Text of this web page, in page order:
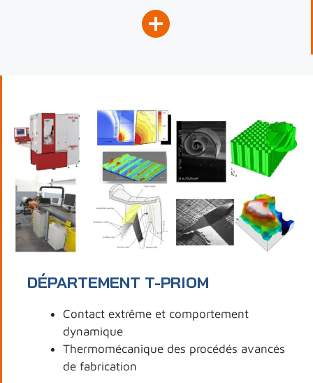
DÉPARTEMENT T-PRIOM
Contact extrême et comportement
dynamique
Thermomécanique des procédés avancés
de fabrication